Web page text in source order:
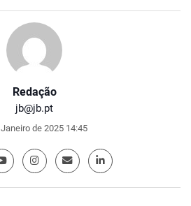
Redação
jb@jb.pt
de 2025 14:45